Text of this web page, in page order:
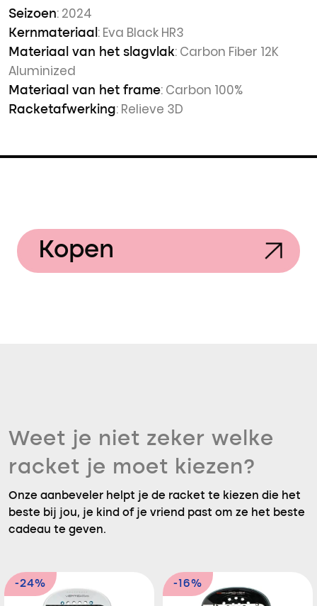
Seizoen: 2024
Kernmateriaal : Eva Black HR3
Materiaal van het slagvlak: Carbon Fiber 12K
Aluminized
Materiaal van het frame: Carbon 100%
Racketafwerking: Relieve 3D
Kopen
Weet je niet zeker welke
racket je moet kiezen?
Onze aanbeveler helpt je de racket te kiezen die het
beste bij jou, je kind of je vriend past om ze het beste
cadeau te geven.
-24% -16%